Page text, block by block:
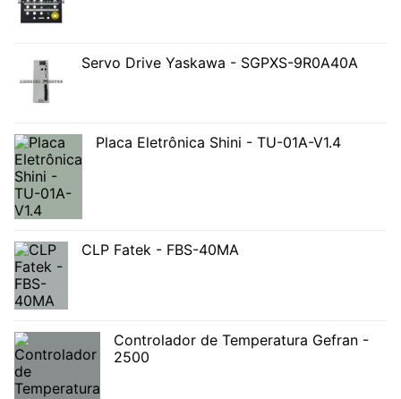
Servo Drive Yaskawa - SGPXS-9R0A40A
Placa Eletrônica Shini - TU-01A-V1.4
CLP Fatek - FBS-40MA
Controlador de Temperatura Gefran -
2500